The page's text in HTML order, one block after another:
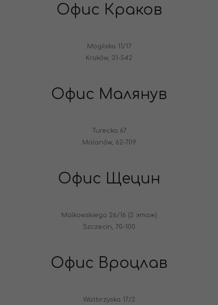
Офис Краков
Mogilska 11/17
Kraków, 31-542
Офис Малянув
Turecka 67
Malanów, 62-709
Офис Щецин
Malkowskiego 26/16 (2 этаж)
Szczecin, 70-100
Офис Вроцлав
Watbrzyska 17/2